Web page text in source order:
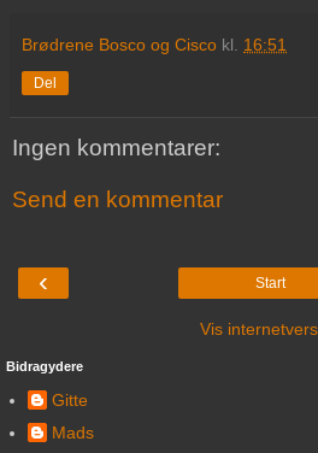
Brødrene Bosco og Cisco kl. 16:51
Del
Ingen kommentarer:
Send en kommentar
‹ Start
Vis
Bidragydere
Gitte
Mads